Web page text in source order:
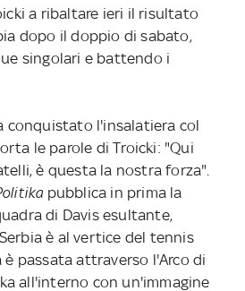
a ribaltare ieri il risultato
dopo il doppio di sabato,
singolari e battendo i
conquistato l'insalatiera col
le parole di Troicki: "Qui
è questa la nostra forza".
pubblica in prima la
di Davis esultante,
è al vertice del tennis
è passata attraverso l'Arco di
all'interno con un'immagine